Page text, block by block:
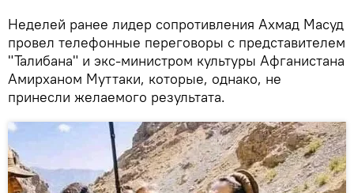
Неделей ранее лидер сопротивления Ахмад Масуд
провел телефонные переговоры с представителем
"Талибана" и экс-министром культуры Афганистана
Амирханом Муттаки, которые, однако, не
принесли желаемого результата.